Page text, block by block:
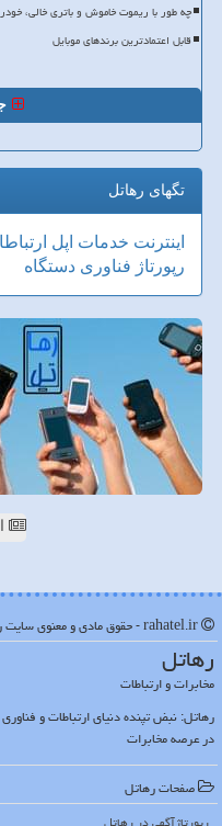
چه طور با ریموت خاموش و باتری خالی،
قابل اعتمادترین برندهای موبایل
تگهای رهاتل
اینترنت خدمات اپل
رپورتاژ فناوری دستگاه
رهاتل
مخابرات و ارتباطات
رهاتل: نبض تپنده دنیای ارتباطات و
در عرصه مخابرات
صفحات رهاتل